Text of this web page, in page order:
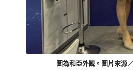
圖為和亞外觀。圖片來源